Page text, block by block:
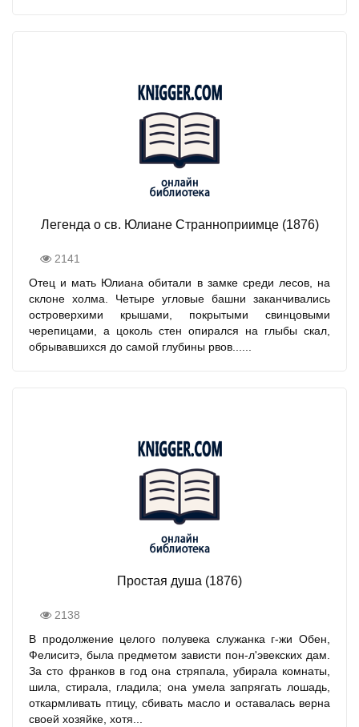
Легенда о св. Юлиане Странноприимце (1876)
2141
Отец и мать Юлиана обитали в замке среди лесов, на
склоне холма. Четыре угловые башни заканчивались
островерхими крышами, покрытыми свинцовыми
черепицами, а цоколь стен опирался на глыбы скал,
обрывавшихся до самой глубины рвов......
Простая душа (1876)
2138
В продолжение целого полувека служанка г-жи Обен,
Фелиситэ, была предметом зависти пон-л'эвекских дам.
За сто франков в год она стряпала, убирала комнаты,
шила, стирала, гладила; она умела запрягать лошадь,
откармливать птицу, сбивать масло и оставалась верна
своей хозяйке, хотя...